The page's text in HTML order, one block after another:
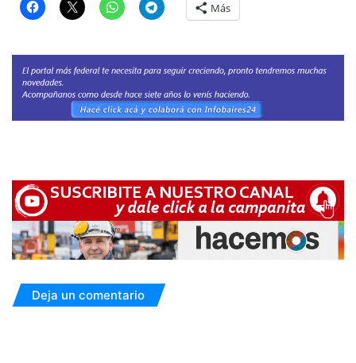
Más
Deja un comentario